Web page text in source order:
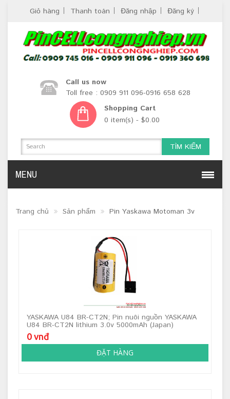
Giỏ hàng Thanh toán Đăng nhập Đăng ký
Call us now
Toll free : 0909 911 096-0916 658 628
Shopping Cart
0 item(s) - $0.00
TÌM KIẾM
MENU
Trang chủ Sản phẩm Pin Yaskawa Motoman 3v
YASKAWA U84 BR-CT2N; Pin nuôi nguồn YASKAWA
U84 BR-CT2N lithium 3.0v 5000mAh (Japan)
0 vnđ
ĐẶT HÀNG